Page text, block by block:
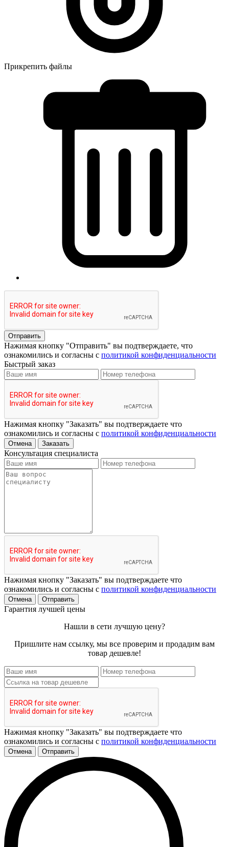
Прикрепить файлы
Отправить
Нажимая кнопку "Отправить" вы подтверждаете, что
ознакомились и согласны с политикой конфиденциальности
Быстрый заказ
Нажимая кнопку "Заказать" вы подтверждаете что
ознакомились и согласны с политикой конфиденциальности
Отмена Заказать
Консультация специалиста
Нажимая кнопку "Заказать" вы подтверждаете что
ознакомились и согласны с политикой конфиденциальности
Отмена Отправить
Гарантия лучшей цены
Нашли в сети лучшую цену?
Пришлите нам ссылку, мы все проверим и продадим вам
товар дешевле!
Нажимая кнопку "Заказать" вы подтверждаете что
ознакомились и согласны с политикой конфиденциальности
Отмена Отправить